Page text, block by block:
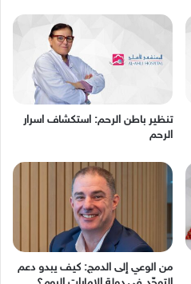
تنظير باطن الرحم: استكشاف اسرار
الرحم
من الوعي إلى الدمج: كيف يبدو دعم